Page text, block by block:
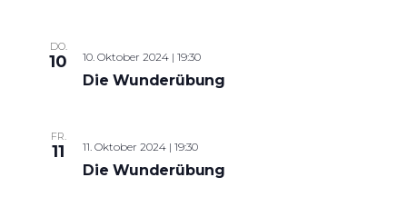
DO.
10 10. Oktober 2024 | 19:30
Die Wunderübung
FR.
11 11. Oktober 2024 | 19:30
Die Wunderübung